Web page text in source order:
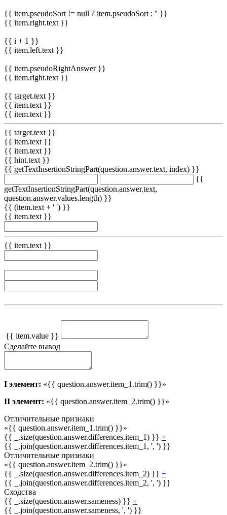
{{ item.pseudoSort != null ? item.pseudoSort : '' }}
{{ item.right.text }}
{{ i + 1 }}
{{ item.left.text }}
{{ item.pseudoRightAnswer }}
{{ item.right.text }}
{{ target.text }}
{{ item.text }}
{{ item.text }}
{{ target.text }}
{{ item.text }}
{{ item.text }}
{{ hint.text }}
{{ getTextInsertionStringPart(question.answer.text, index) }}
{{
getTextInsertionStringPart(question.answer.text,
question.answer.values.length) }}
{{ (item.text + ' ') }}
{{ item.text }}
{{ item.text }}
{{ item.value }}
Сделайте вывод
I элемент: «{{ question.answer.item_1.trim() }}»
II элемент: «{{ question.answer.item_2.trim() }}»
Отличительные признаки
«{{ question.answer.item_1.trim() }}»
{{ _.size(question.answer.differences.item_1) }} +
{{ _.join(question.answer.differences.item_1, ', ') }}
Отличительные признаки
«{{ question.answer.item_2.trim() }}»
{{ _.size(question.answer.differences.item_2) }} +
{{ _.join(question.answer.differences.item_2, ', ') }}
Сходства
{{ _.size(question.answer.sameness) }} +
{{ _.join(question.answer.sameness, ', ') }}